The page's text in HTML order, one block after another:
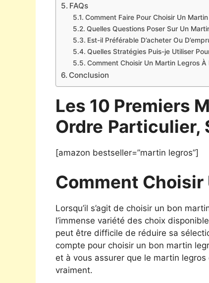
FAQs
Comment Faire Pour Choisir Un
Quelles Questions Poser Sur Un
Est-il Préférable D’acheter Ou
Quelles Stratégies Puis-je Utiliser
Comment Choisir Un Martin Legros
Conclusion
Les 10 Premiers
Ordre Particulier,
[amazon bestseller=”martin legros”]
Comment Choisir
Lorsqu’il s’agit de choisir un bon
l’immense variété des choix
peut être difficile de réduire sa
compte pour choisir un bon martin
et à vous assurer que le martin
vraiment.